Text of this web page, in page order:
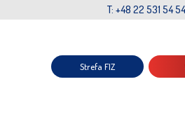
T: +48 22 531 54 54
Strefa FIZ